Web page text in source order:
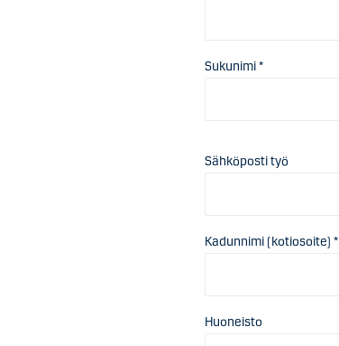
Sukunimi *
Sähköposti työ
Kadunnimi (kotiosoite) *
Huoneisto